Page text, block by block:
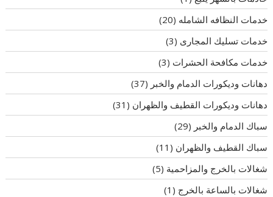
خدمات النظافه الشامله (20)
خدمات تسليك المجارى (3)
خدمات مكافحة الحشرات (3)
دهانات وديكورات الدمام والخبر (37)
دهانات وديكورات القطيف والظهران (31)
سباك الدمام والخبر (29)
سباك القطيف والظهران (11)
شغالات بالخرج والمزاحمية (5)
شغالات بالساعة بالخرج (1)